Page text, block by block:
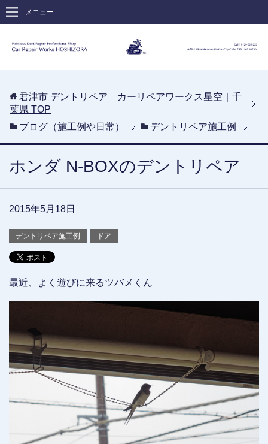
メニュー
君津市 デントリペア カーリペアワークス星空｜千
葉県 TOP
ブログ（施工例や日常）
デントリペア施工例
ホンダ N-BOXのデントリペア
2015年5月18日
デントリペア施工例 ドア
最近、よく遊びに来るツバメくん